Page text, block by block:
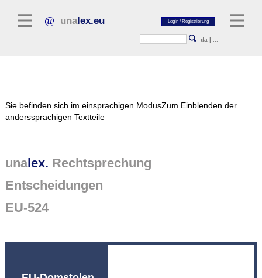
unalex.eu
da |
Normtexte
Rechtsprechung
Sie befinden sich im einsprachigen ModusZum Einblenden der
anderssprachigen Textteile
unalex. Rechtsprechung
Entscheidungen
EU-524